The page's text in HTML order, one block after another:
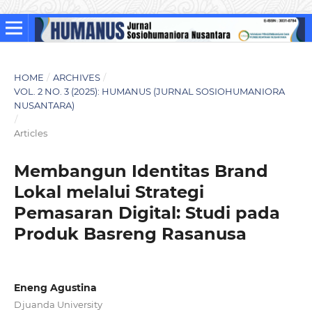
HOME / ARCHIVES /
VOL. 2 NO. 3 (2025): HUMANUS (JURNAL SOSIOHUMANIORA
NUSANTARA)
/
Articles
Membangun Identitas Brand
Lokal melalui Strategi
Pemasaran Digital: Studi pada
Produk Basreng Rasanusa
Eneng Agustina
Djuanda University